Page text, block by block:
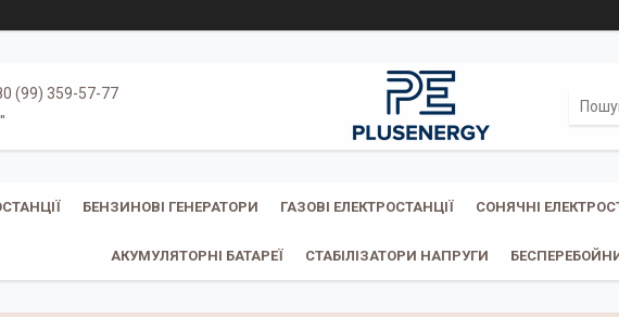
(99) 359-57-77
БЕНЗИНОВІ ГЕНЕРАТОРИ ГАЗОВІ ЕЛЕКТРОСТАНЦІЇ СОНЯЧНІ
АКУМУЛЯТОРНІ БАТАРЕЇ СТАБІЛІЗАТОРИ НАПРУГИ